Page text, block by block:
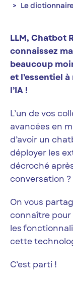
Le
LLM, Chatbot
connaissez
beaucoup
et l’essentiel
l’IA !
L’un de vos
avancées en
d’avoir un
déployer les
décroché
conversation ?
On vous
connaître pour
les
cette
C’est parti !